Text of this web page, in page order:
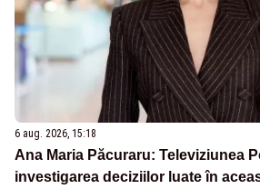
6 aug. 2026, 15:18
Ana Maria Păcuraru: Televiziunea
investigarea deciziilor luate în